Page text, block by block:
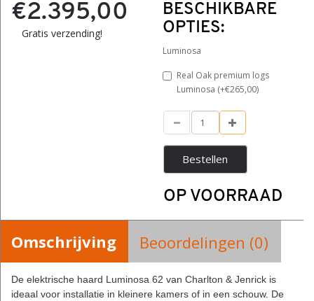
€2.395,00
Gratis verzending!
BESCHIKBARE
OPTIES:
Luminosa
Real Oak premium logs
Luminosa (+€265,00)
Bestellen
OP VOORRAAD
Omschrijving Beoordelingen (0)
De elektrische haard Luminosa 62 van Charlton & Jenrick is
ideaal voor installatie in kleinere kamers of in een schouw. De